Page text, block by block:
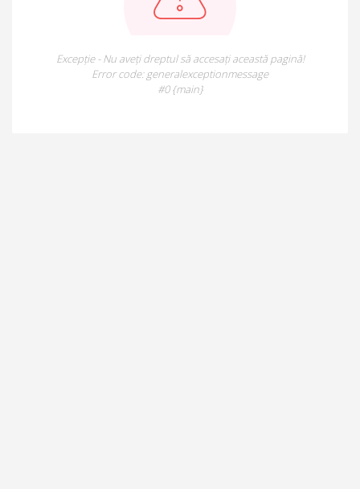
Excepție - Nu aveți dreptul să accesați această pagină!
Error code: generalexceptionmessage
#0 {main}